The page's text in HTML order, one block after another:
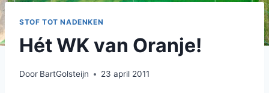
STOF TOT NADENKEN
Hét WK van Oranje!
Door BartGolsteijn 23 april 2011